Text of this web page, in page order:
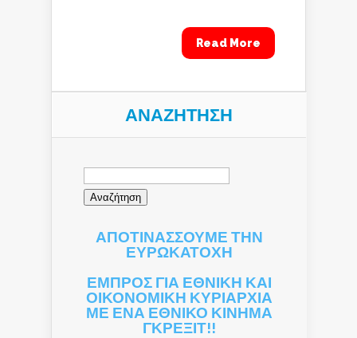
Read More
ΑΝΑΖΉΤΗΣΗ
Αναζήτηση
ΑΠΟΤΙΝΑΣΣΟΥΜΕ ΤΗΝ
ΕΥΡΩΚΑΤΟΧΗ
ΕΜΠΡΟΣ ΓΙΑ ΕΘΝΙΚΗ ΚΑΙ
ΟΙΚΟΝΟΜΙΚΗ ΚΥΡΙΑΡΧΙΑ
ΜΕ ΕΝΑ ΕΘΝΙΚΟ ΚΙΝΗΜΑ
ΓΚΡΕΞΙΤ!!